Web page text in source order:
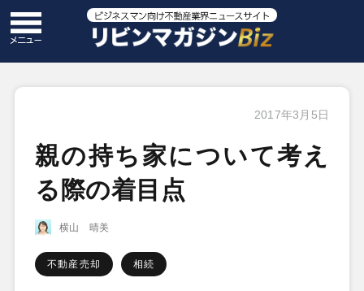
2017年3月5日
親の持ち家について考え
る際の着目点
横山 晴美
不動産売却 相続